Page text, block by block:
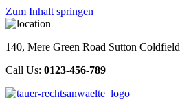
Zum Inhalt springen
140, Mere Green Road Sutton Coldfield
Call Us: 0123-456-789